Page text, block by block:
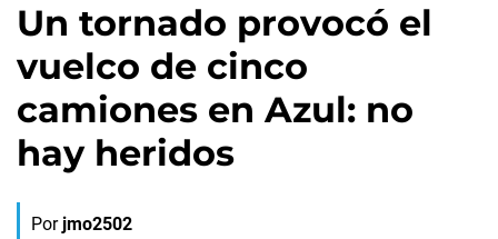
Un tornado provocó el
vuelco de cinco
camiones en Azul: no
hay heridos
Por jmo2502